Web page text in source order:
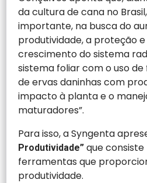
da cultura de cana no
importante, na busca do
produtividade, a proteção
crescimento do sistema
sistema foliar com o uso de
de ervas daninhas com
impacto à planta e o
maturadores”.
Para isso, a Syngenta
Produtividade” que
ferramentas que
produtividade.